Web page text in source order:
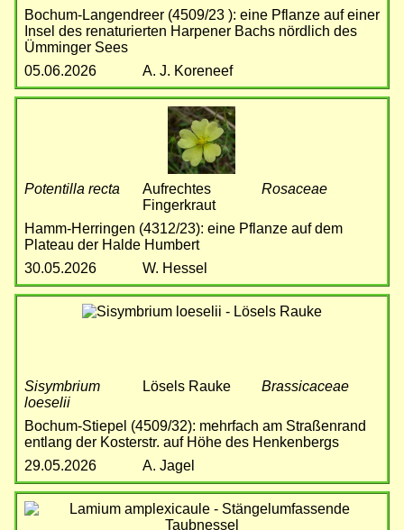
Bochum-Langendreer (4509/23 ): eine Pflanze auf einer
Insel des renaturierten Harpener Bachs nördlich des
Ümminger Sees
05.06.2026
A. J. Koreneef
Potentilla recta
Aufrechtes
Fingerkraut
Rosaceae
Hamm-Herringen (4312/23): eine Pflanze auf dem
Plateau der Halde Humbert
30.05.2026
W. Hessel
Sisymbrium
loeselii
Lösels Rauke Brassicaceae
Bochum-Stiepel (4509/32): mehrfach am Straßenrand
entlang der Kosterstr. auf Höhe des Henkenbergs
29.05.2026
A. Jagel
Bild